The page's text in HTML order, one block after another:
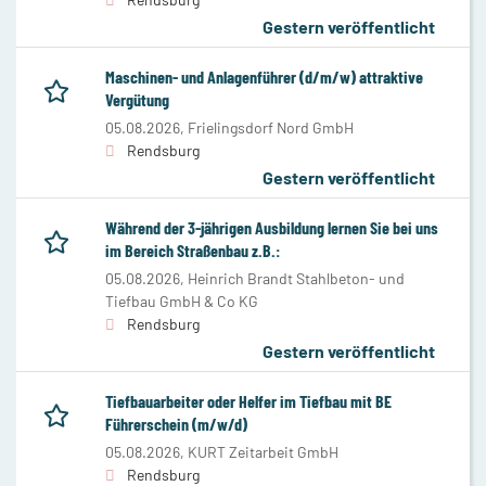
Gestern veröffentlicht
Maschinen- und Anlagenführer (d/m/w) attraktive
Vergütung
05.08.2026, Frielingsdorf Nord GmbH
Rendsburg
Gestern veröffentlicht
Während der 3-jährigen Ausbildung lernen Sie bei uns
im Bereich Straßenbau z.B.:
05.08.2026, Heinrich Brandt Stahlbeton- und
Tiefbau GmbH & Co KG
Rendsburg
Gestern veröffentlicht
Tiefbauarbeiter oder Helfer im Tiefbau mit BE
Führerschein (m/w/d)
05.08.2026, KURT Zeitarbeit GmbH
Rendsburg